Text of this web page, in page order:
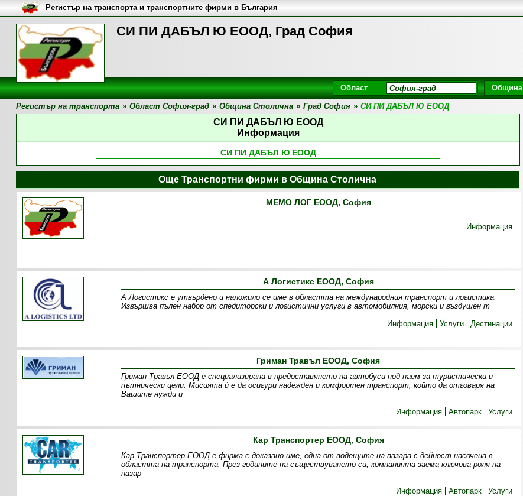
СИ ПИ ДАБЪЛ Ю ЕООД, Град София
Регистър на транспорта и транспортните фирми в България
Област Община
Регистър на транспорта » Област София-град » Община Столична » Град София » СИ ПИ ДАБЪЛ Ю ЕООД
СИ ПИ ДАБЪЛ Ю ЕООД
Информация
СИ ПИ ДАБЪЛ Ю ЕООД
Още Транспортни фирми в Община Столична
МЕМО ЛОГ ЕООД, София
Информация
А Логистикс ЕООД, София
А Логистикс е утвърдено и наложило се име в областта на международния транспорт и логистика.
Извършва пълен набор от спедиторски и логистични услуги в автомобилния, морски и въздушен т
Информация
Услуги Дестинации
Гриман Травъл ЕООД, София
Гриман Травъл ЕООД е специализирана в предоставянето на автобуси под наем за туристически и
пътнически цели. Мисията ѝ е да осигури надежден и комфортен транспорт, който да отговаря на
Вашите нужди и
Информация
Автопарк Услуги
Кар Транспортер ЕООД, София
Кар Транспортер ЕООД е фирма с доказано име, една от водещите на пазара с дейност насочена в
областта на транспорта. През годините на съществуването си, компанията заема ключова роля на
пазар
Информация
Автопарк Услуги